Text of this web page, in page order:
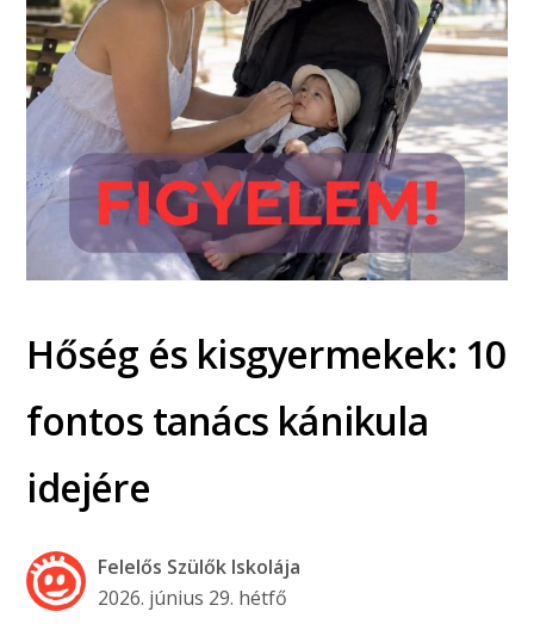
Hőség és kisgyermekek: 10
fontos tanács kánikula
idejére
Felelős Szülők Iskolája
2026. június 29. hétfő